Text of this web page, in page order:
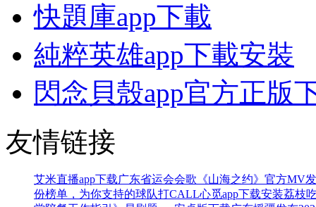
快題庫app下載
純粹英雄app下載安裝
閃念貝殼app官方正版
友情链接
艾米直播app下载广东省运会会歌《山海之约》官方MV
份榜单，为你支持的球队打CALL心觅app下载安装荔枝